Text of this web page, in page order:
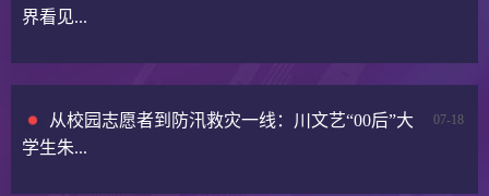
界看见...
07-18
从校园志愿者到防汛救灾一线：川文艺“00后”大
学生朱...